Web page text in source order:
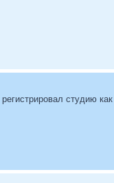
студию